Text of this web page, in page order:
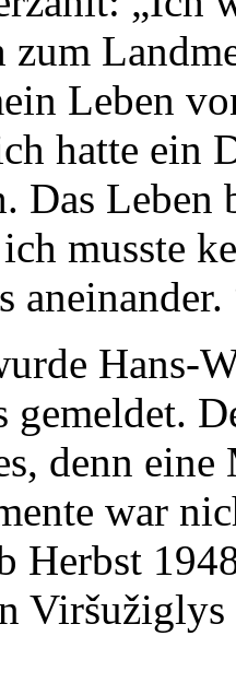
Leben
hatte ein
Das Leben
musste
aneinander.
Hans-
gemeldet.
denn eine
war
Herbst
Viršužiglys